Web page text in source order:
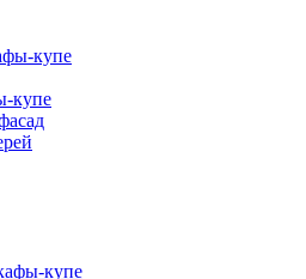
купе
купе
купе